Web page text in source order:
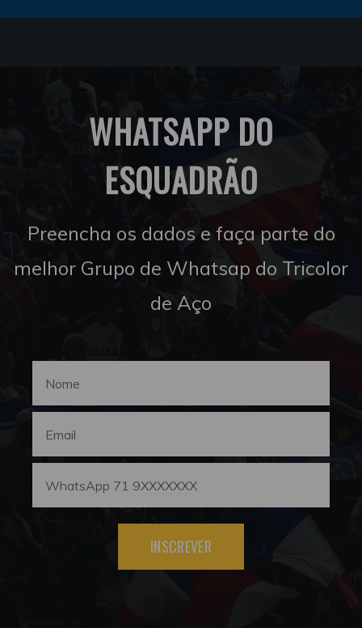
WHATSAPP DO
ESQUADRÃO
Preencha os dados e faça parte do
melhor Grupo de Whatsap do Tricolor
de Aço
INSCREVER